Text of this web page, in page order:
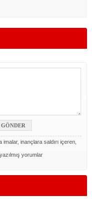
inançlara saldırı içeren,
yorumlar